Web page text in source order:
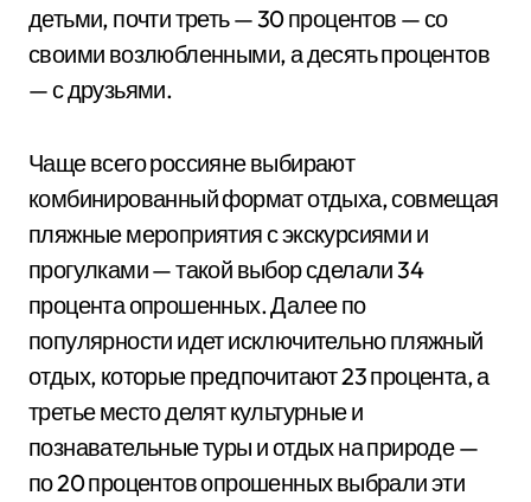
детьми, почти треть — 30 процентов — со
своими возлюбленными, а десять процентов
— с друзьями.
Чаще всего россияне выбирают
комбинированный формат отдыха, совмещая
пляжные мероприятия с экскурсиями и
прогулками — такой выбор сделали 34
процента опрошенных. Далее по
популярности идет исключительно пляжный
отдых, которые предпочитают 23 процента, а
третье место делят культурные и
познавательные туры и отдых на природе —
по 20 процентов опрошенных выбрали эти